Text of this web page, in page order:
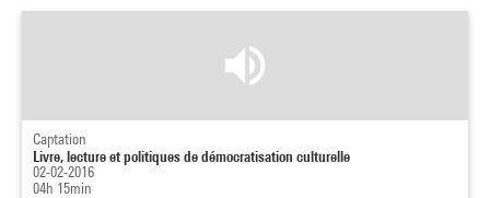
Captation
Livre, lecture et politiques de démocratisation culturelle
02-02-2016
04h 15min